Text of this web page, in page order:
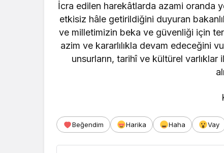
İcra edilen harekâtlarda azami oranda
etkisiz hâle getirildiğini duyuran
ve milletimizin beka ve güvenliği için
azim ve kararlılıkla devam edeceğini
unsurların, tarihî ve kültürel
Beğendim Harika Haha Vay